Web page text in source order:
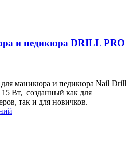
и педикюра DRILL PRO
для маникюра и педикюра Nail Drill
Вт, созданный как для
так и для новичков.